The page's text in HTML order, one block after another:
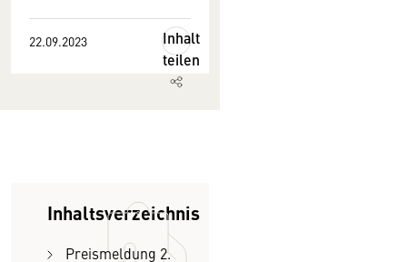
22.09.2023
Inhalt
teilen
Inhaltsverzeichnis
Preismeldung 2.